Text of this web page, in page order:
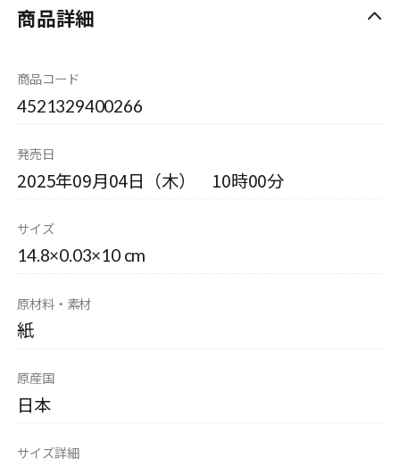
商品詳細
商品コード
4521329400266
発売日
2025年09月04日（木） 10時00分
サイズ
14.8×0.03×10 cm
原材料・素材
紙
原産国
日本
サイズ詳細